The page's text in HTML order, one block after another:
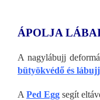
ÁPOLJA
A nagylábujj
bütyökvédő és
A Ped Egg segít